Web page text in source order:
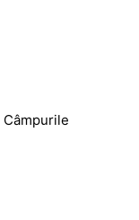
Câmpurile